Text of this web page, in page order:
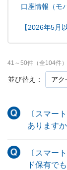
口座情報（モ
【2026年5月
並び替え：
41 ～50件（全104件）
〔スマー
ありますか
〔スマー
ド保有で